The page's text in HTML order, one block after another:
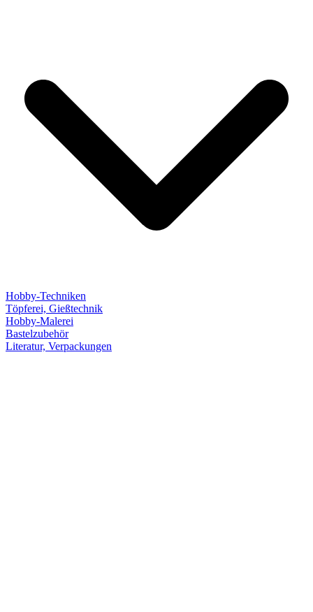
Hobby-Techniken
Töpferei, Gießtechnik
Hobby-Malerei
Bastelzubehör
Literatur, Verpackungen